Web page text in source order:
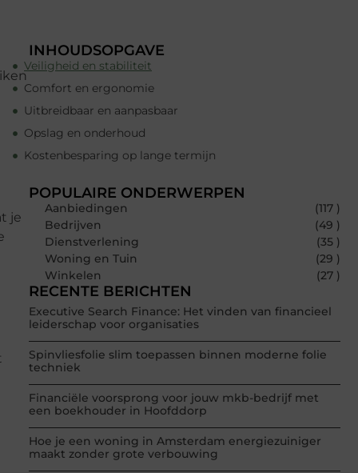
je
INHOUDSOPGAVE
Veiligheid en stabiliteit
Comfort en ergonomie
Uitbreidbaar en aanpasbaar
Opslag en onderhoud
Kostenbesparing op lange termijn
POPULAIRE ONDERWERPEN
Aanbiedingen
(117 )
Bedrijven
(49 )
Dienstverlening
(35 )
Woning en Tuin
(29 )
Winkelen
(27 )
RECENTE BERICHTEN
Executive Search Finance: Het vinden van financieel
leiderschap voor organisaties
Spinvliesfolie slim toepassen binnen moderne folie
techniek
Financiële voorsprong voor jouw mkb-bedrijf met
een boekhouder in Hoofddorp
Hoe je een woning in Amsterdam energiezuiniger
maakt zonder grote verbouwing